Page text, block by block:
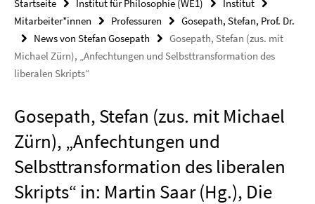
Startseite Institut für Philosophie (WE1)
Institut
Mitarbeiter*innen
Professuren
Gosepath, Stefan, Prof. Dr.
News von Stefan Gosepath
Gosepath, Stefan (zus. mit
Michael Zürn), „Anfechtungen und Selbsttransformation des
liberalen Skripts“
Gosepath, Stefan (zus. mit Michael
Zürn), „Anfechtungen und
Selbsttransformation des liberalen
Skripts“ in: Martin Saar (Hg.), Die